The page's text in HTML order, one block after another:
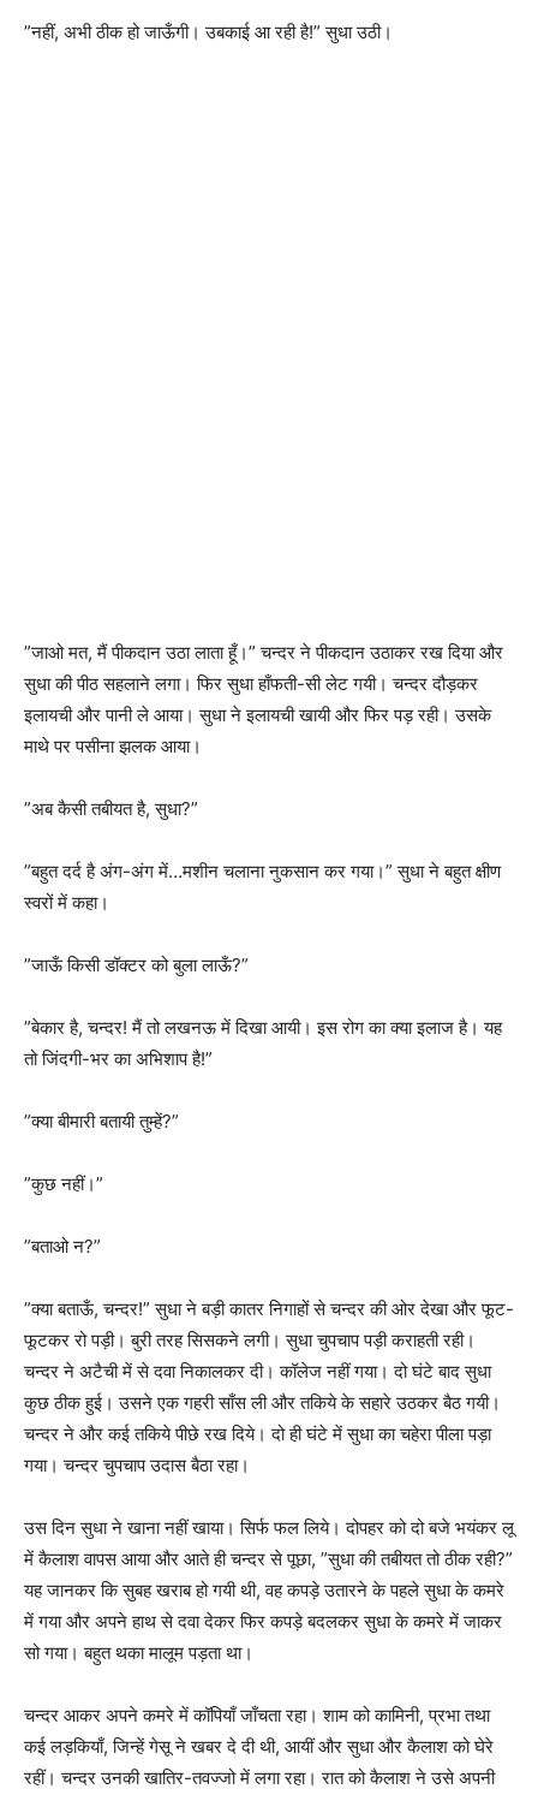
”नहीं, अभी ठीक हो जाऊँगी। उबकाई आ रही है!” सुधा उठी।
”जाओ मत, मैं पीकदान उठा लाता हूँ।” चन्दर ने पीकदान उठाकर रख दिया और
सुधा की पीठ सहलाने लगा। फिर सुधा हाँफती-सी लेट गयी। चन्दर दौड़कर
इलायची और पानी ले आया। सुधा ने इलायची खायी और फिर पड़ रही। उसके
माथे पर पसीना झलक आया।
”अब कैसी तबीयत है, सुधा?”
”बहुत दर्द है अंग-अंग में…मशीन चलाना नुकसान कर गया।” सुधा ने बहुत क्षीण
स्वरों में कहा।
”जाऊँ किसी डॉक्टर को बुला लाऊँ?”
”बेकार है, चन्दर! मैं तो लखनऊ में दिखा आयी। इस रोग का क्या इलाज है। यह
तो जिंदगी-भर का अभिशाप है!”
”क्या बीमारी बतायी तुम्हें?”
”कुछ नहीं।”
”बताओ न?”
”क्या बताऊँ, चन्दर!” सुधा ने बड़ी कातर निगाहों से चन्दर की ओर देखा और फूट-
फूटकर रो पड़ी। बुरी तरह सिसकने लगी। सुधा चुपचाप पड़ी कराहती रही।
चन्दर ने अटैची में से दवा निकालकर दी। कॉलेज नहीं गया। दो घंटे बाद सुधा
कुछ ठीक हुई। उसने एक गहरी साँस ली और तकिये के सहारे उठकर बैठ गयी।
चन्दर ने और कई तकिये पीछे रख दिये। दो ही घंटे में सुधा का चहेरा पीला पड़ा
गया। चन्दर चुपचाप उदास बैठा रहा।
उस दिन सुधा ने खाना नहीं खाया। सिर्फ फल लिये। दोपहर को दो बजे भयंकर लू
में कैलाश वापस आया और आते ही चन्दर से पूछा, ”सुधा की तबीयत तो ठीक रही?”
यह जानकर कि सुबह खराब हो गयी थी, वह कपड़े उतारने के पहले सुधा के कमरे
में गया और अपने हाथ से दवा देकर फिर कपड़े बदलकर सुधा के कमरे में जाकर
सो गया। बहुत थका मालूम पड़ता था।
चन्दर आकर अपने कमरे में कॉपियाँ जाँचता रहा। शाम को कामिनी, प्रभा तथा
कई लड़कियाँ, जिन्हें गेसू ने खबर दे दी थी, आयीं और सुधा और कैलाश को घेरे
रहीं। चन्दर उनकी खातिर-तवज्जो में लगा रहा। रात को कैलाश ने उसे अपनी